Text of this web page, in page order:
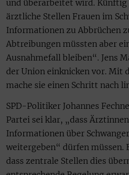
und überarbeitet wird.
ärztliche Stellen Frauen im
Informationen zu Abbrüchen
Abtreibungen müssten aber
Ausnahmefall bleiben“. Jens
der Union einknicken vor. Mit
mache sie einen Schritt nach
SPD-Politiker Johannes
Partei sei klar, „dass
Informationen über
weitergeben“ dürfen müssen.
dass zentrale Stellen dies